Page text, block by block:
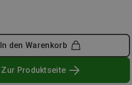
In den Warenkorb
Zur Produktseite